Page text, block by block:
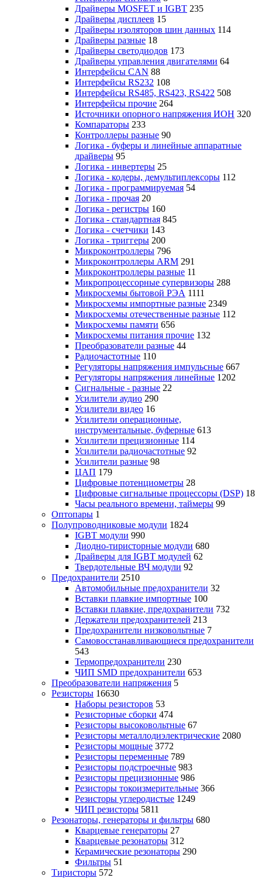
Драйверы MOSFET и IGBT 235
Драйверы дисплеев 15
Драйверы изоляторов шин данных 114
Драйверы разные 18
Драйверы светодиодов 173
Драйверы управления двигателями 64
Интерфейсы CAN 88
Интерфейсы RS232 108
Интерфейсы RS485, RS423, RS422 508
Интерфейсы прочие 264
Источники опорного напряжения ИОН 320
Компараторы 233
Контроллеры разные 90
Логика - буферы и линейные аппаратные
драйверы 95
Логика - инвертеры 25
Логика - кодеры, демультиплексоры 112
Логика - программируемая 54
Логика - прочая 20
Логика - регистры 160
Логика - стандартная 845
Логика - счетчики 143
Логика - триггеры 200
Микроконтроллеры 796
Микроконтроллеры ARM 291
Микроконтроллеры разные 11
Микропроцессорные супервизоры 288
Микросхемы бытовой РЭА 1111
Микросхемы импортные разные 2349
Микросхемы отечественные разные 112
Микросхемы памяти 656
Микросхемы питания прочие 132
Преобразователи разные 44
Радиочастотные 110
Регуляторы напряжения импульсные 667
Регуляторы напряжения линейные 1202
Сигнальные - разные 22
Усилители аудио 290
Усилители видео 16
Усилители операционные,
инструментальные, буферные 613
Усилители прецизионные 114
Усилители радиочастотные 92
Усилители разные 98
ЦАП 179
Цифровые потенциометры 28
Цифровые сигнальные процессоры (DSP) 18
Часы реального времени, таймеры 99
Оптопары 1
Полупроводниковые модули 1824
IGBT модули 990
Диодно-тиристорные модули 680
Драйверы для IGBT модулей 62
Твердотельные ВЧ модули 92
Предохранители 2510
Автомобильные предохранители 32
Вставки плавкие импортные 100
Вставки плавкие, предохранители 732
Держатели предохранителей 213
Предохранители низковольтные 7
Самовосстанавливающиеся предохранители
543
Термопредохранители 230
ЧИП SMD предохранители 653
Преобразователи напряжения 5
Резисторы 16630
Наборы резисторов 53
Резисторные сборки 474
Резисторы высоковольтные 67
Резисторы металлодиэлектрические 2080
Резисторы мощные 3772
Резисторы переменные 789
Резисторы подстроечные 983
Резисторы прецизионные 986
Резисторы токоизмерительные 366
Резисторы углеродистые 1249
ЧИП резисторы 5811
Резонаторы, генераторы и фильтры 680
Кварцевые генераторы 27
Кварцевые резонаторы 312
Керамические резонаторы 290
Фильтры 51
Тиристоры 572